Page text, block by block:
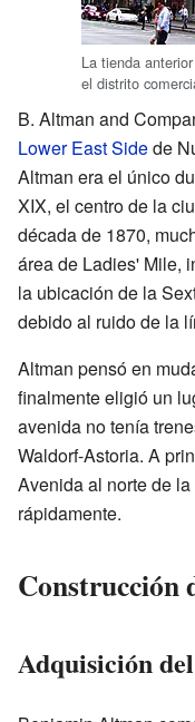
La tienda
el distrito
B. Altman and
Lower East Sidede
Altman era el único
XIX, el centro de la
década de 1870,
área de Ladies' Mile,
la ubicación de la
debido al ruido de la
Altman pensó en
finalmente eligió un
avenida no tenía
Waldorf-Astoria. A
Avenida al norte de
rápidamente.
Construcción
Adquisición